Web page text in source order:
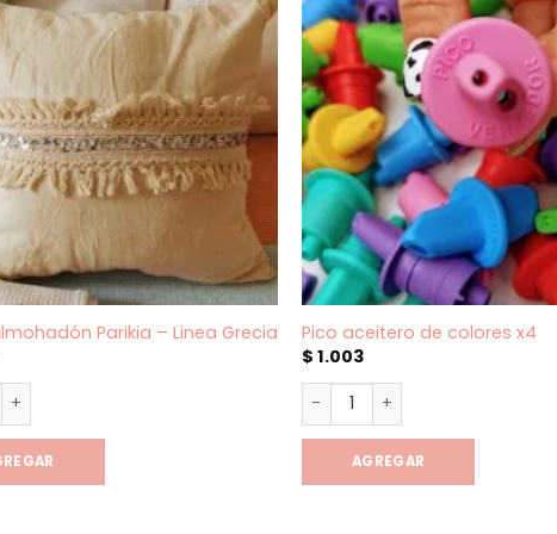
Parikia – Linea Grecia
Parikia - Linea Grecia cantidad
Pico aceitero de colores x4
$ 1.003
Pico aceitero de colores x4
AGREGAR